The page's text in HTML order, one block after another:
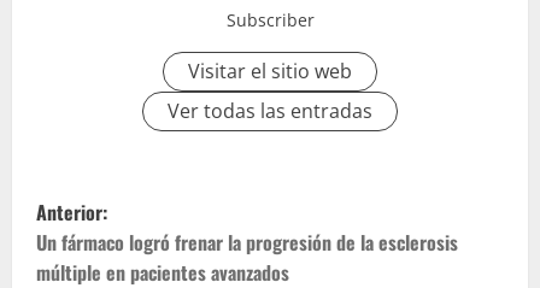
Subscriber
Visitar el sitio web
Ver todas las entradas
Anterior:
Un fármaco logró frenar la progresión de la esclerosis
múltiple en pacientes avanzados